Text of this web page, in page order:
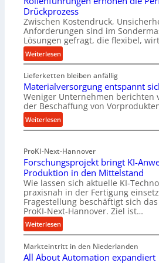
Drückprozess
Zwischen Kostendruck,
Anforderungen sind im
Lösungen gefragt, die flexibel,
Weiterlesen:
R
o
l
l
e
n
f
h
r
u
n
g
e
n
e
r
h
Lieferketten bleiben anfällig
Materialversorgung entspannt
Weniger Unternehmen berichten
der Beschaffung von
Weiterlesen:
M
t
e
r
i
a
l
v
e
ProKI-Next-Hannover
Forschungsprojekt bringt KI-
Produktion in den Mittelstand
Wie lassen sich aktuelle KI-
praxisnah in der Fertigung
Fragestellung beschäftigt sich
ProKI-Next-Hannover. Ziel ist…
Weiterlesen:
F
o
r
Markteintritt in den Niederlanden
All About Automation expandiert